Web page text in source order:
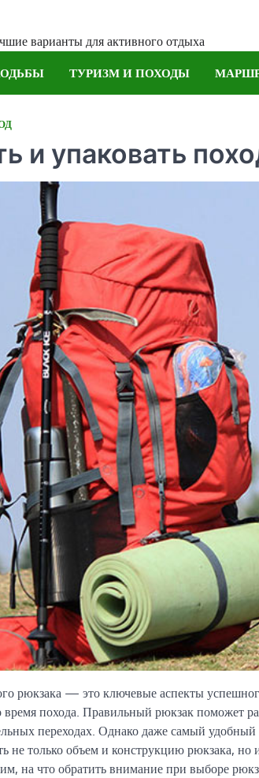
варианты для активного отдыха
ТУРИЗМ И ПОХОДЫ
и упаковать
рюкзака — это ключевые аспекты
время похода. Правильный рюкзак поможет
переходах. Однако даже самый
не только объем и конструкцию рюкзака, но
на что обратить внимание при выборе